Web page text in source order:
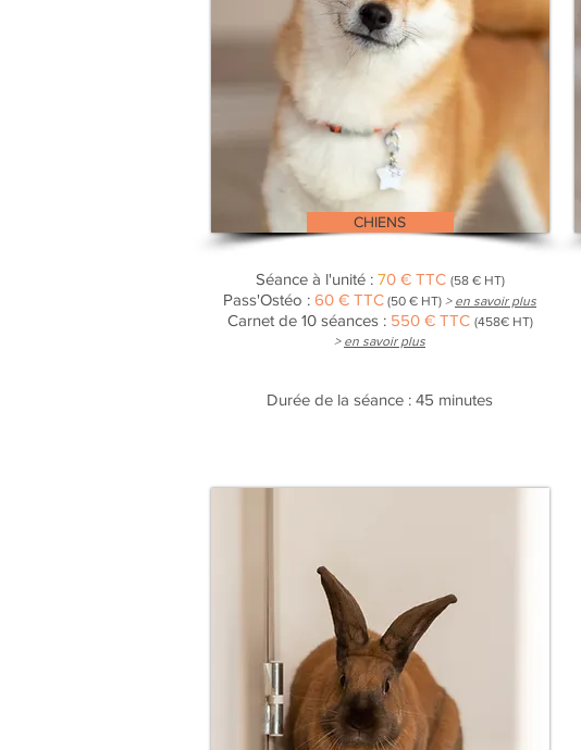
CHIENS
Séance à l'unité : 70 € TTC (58 € HT)
Pass'Ostéo : 60 € TTC (50 € HT) > en savoir plus
Carnet de 10 séances : 550 € TTC (458€ HT)
> en savoir plus
Durée de la séance : 45 minutes